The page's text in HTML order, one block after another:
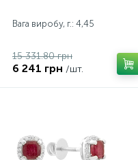
Вага виробу, г.: 4,45
15 331.80 грн
6 241 грн /шт.